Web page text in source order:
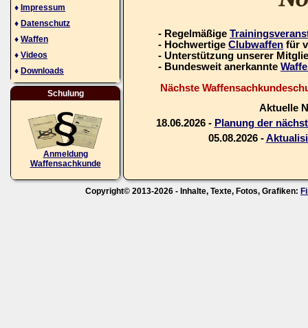
♦ Impressum
♦ Datenschutz
♦ Waffen
♦ Videos
♦ Downloads
Schulung
Anmeldung
Waffensachkunde
- Regelmäßige
- Hochwertige Clubwaffen für
- Unterstützung unserer
- Bundesweit anerkannte
Nächste
Aktuelle
18.06.2026 - Planung der
05.08.2026 -
Copyright© 2013-2026 - Inhalte, Texte, Fotos, Grafiken: